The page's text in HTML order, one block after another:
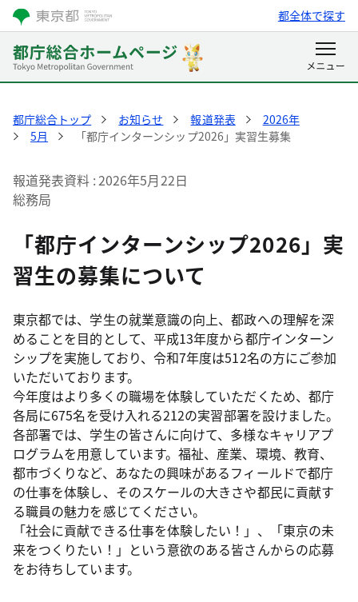
都全体で探す
都庁総合トップ お知らせ 報道発表
2026年
5月
「都庁インターンシップ2026」実習生募集
報道発表資料 2026年5月22日
総務局
「都庁インターンシップ2026」実
習生の募集について
東京都では、学生の就業意識の向上、都政への理解を深
めることを目的として、平成13年度から都庁インターン
シップを実施しており、令和7年度は512名の方にご参加
いただいております。
今年度はより多くの職場を体験していただくため、都庁
各局に675名を受け入れる212の実習部署を設けました。
各部署では、学生の皆さんに向けて、多様なキャリアプ
ログラムを用意しています。福祉、産業、環境、教育、
都市づくりなど、あなたの興味があるフィールドで都庁
の仕事を体験し、そのスケールの大きさや都民に貢献す
る職員の魅力を感じてください。
「社会に貢献できる仕事を体験したい！」、「東京の未
来をつくりたい！」という意欲のある皆さんからの応募
をお待ちしています。